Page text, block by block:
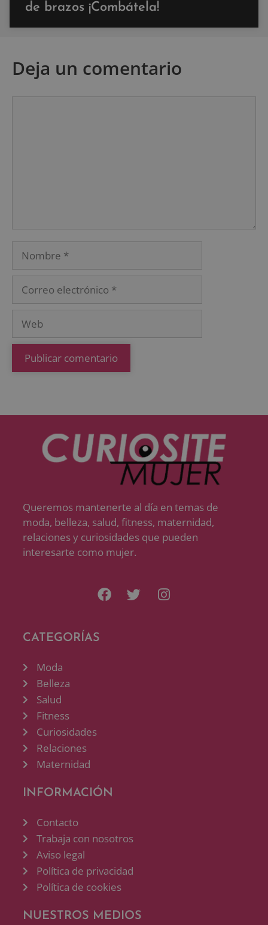
de brazos ¡Combátela!
Deja un comentario
Queremos mantenerte al día en temas de
moda, belleza, salud, fitness, maternidad,
relaciones y curiosidades que pueden
interesarte como mujer.
CATEGORÍAS
Moda
Belleza
Salud
Fitness
Curiosidades
Relaciones
Maternidad
INFORMACIÓN
Contacto
Trabaja con nosotros
Aviso legal
Política de privacidad
Política de cookies
NUESTROS MEDIOS